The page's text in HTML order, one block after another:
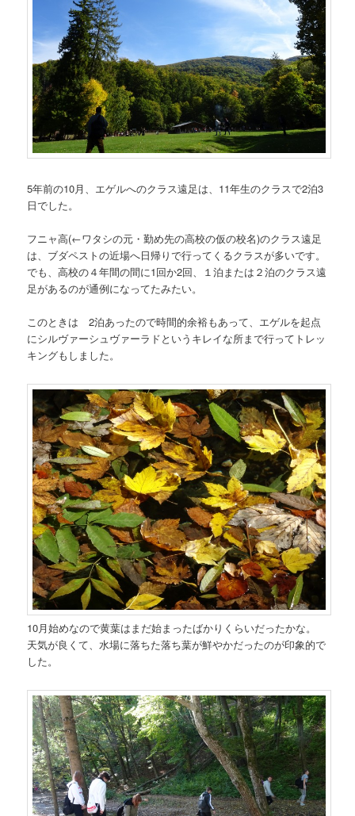
5年前の10月、エゲルへのクラス遠足は、11年生のクラスで2泊3
日でした。
フニャ高(←ワタシの元・勤め先の高校の仮の校名)のクラス遠足
は、ブダペストの近場へ日帰りで行ってくるクラスが多いです。
でも、高校の４年間の間に1回か2回、１泊または２泊のクラス遠
足があるのが通例になってたみたい。
このときは 2泊あったので時間的余裕もあって、エゲルを起点
にシルヴァーシュヴァーラドというキレイな所まで行ってトレッ
キングもしました。
10月始めなので黄葉はまだ始まったばかりくらいだったかな。
天気が良くて、水場に落ちた落ち葉が鮮やかだったのが印象的で
した。